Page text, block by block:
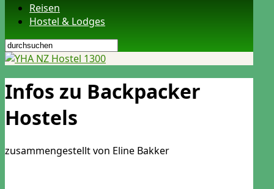
Reisen
Hostel & Lodges
Infos zu Backpacker
Hostels
zusammengestellt von Eline Bakker